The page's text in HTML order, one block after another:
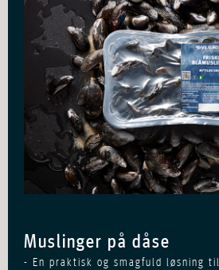
Muslinger på dåse
- En praktisk og smagfuld løsning